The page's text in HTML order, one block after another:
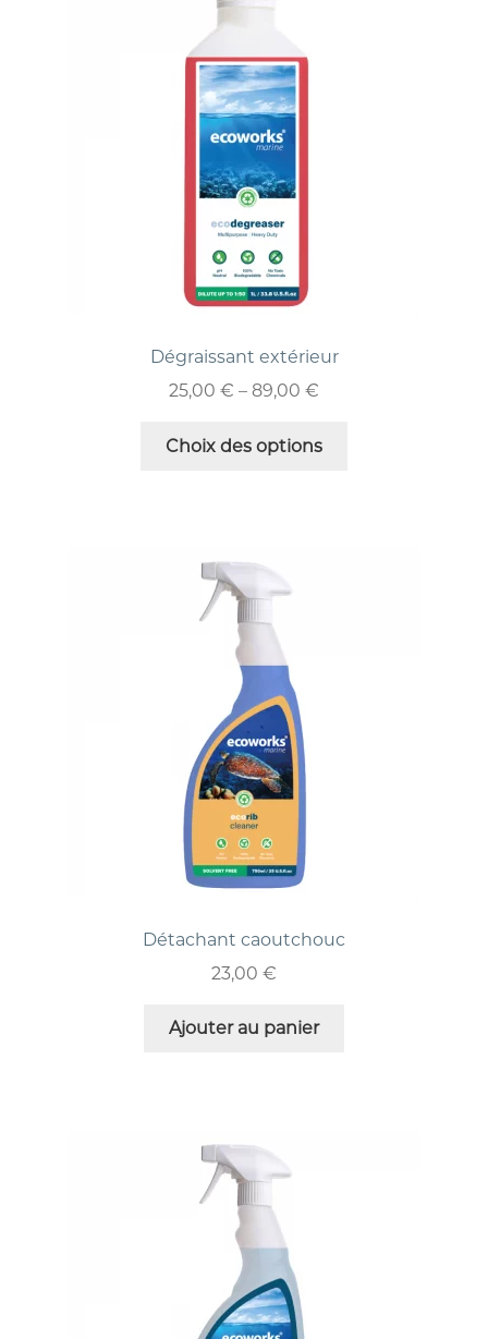
Dégraissant extérieur
25,00 € – 89,00 €
Choix des options
Détachant caoutchouc
23,00 €
Ajouter au panier